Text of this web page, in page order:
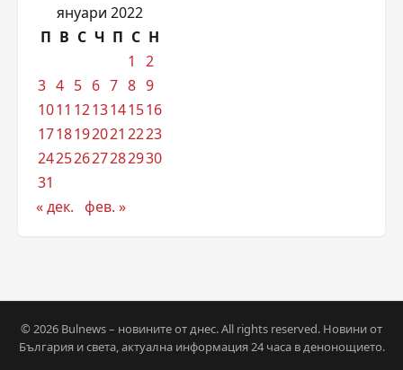
януари 2022
П В С Ч П С Н
1
2
3 4 5 6 7 8 9
1011 1213141516
1718192021 2223
24252627282930
31
« дек. фев. »
© 2026 Bulnews – новините от днес. All rights reserved. Новини от
България и света, актуална информация 24 часа в денонощието.